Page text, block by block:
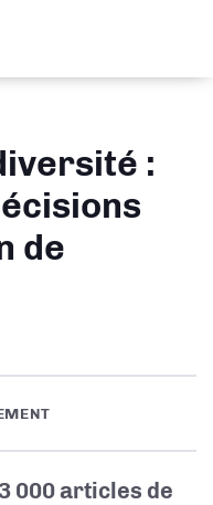
:
de
000 articles de